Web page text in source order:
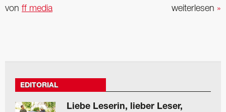
weiterlesen »
von ff media
EDITORIAL
Liebe Leserin, lieber Leser,